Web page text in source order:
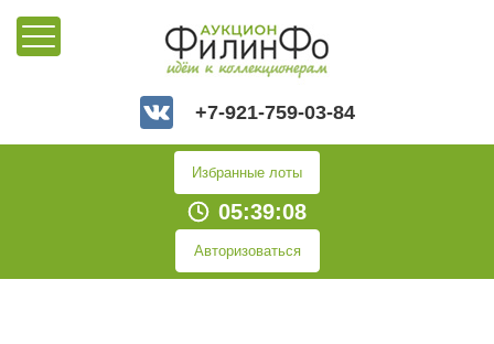
+7-921-759-03-84
Избранные лоты
05:39:09
Авторизоваться